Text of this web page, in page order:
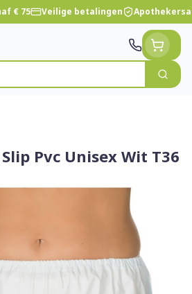
€ 75 Veilige betalingen
Zoek
Pvc Unisex Wit T36